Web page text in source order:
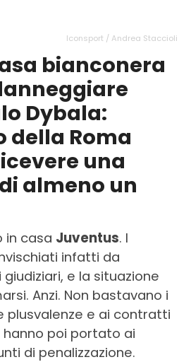
Iconsport / Andrea Staccioli
bianconera
Dybala:
della Roma
una
almeno un
in casa Juventus. I
infatti da
e la situazione
Anzi. Non bastavano i
plusvalenze e ai contratti
poi portato ai
di penalizzazione.